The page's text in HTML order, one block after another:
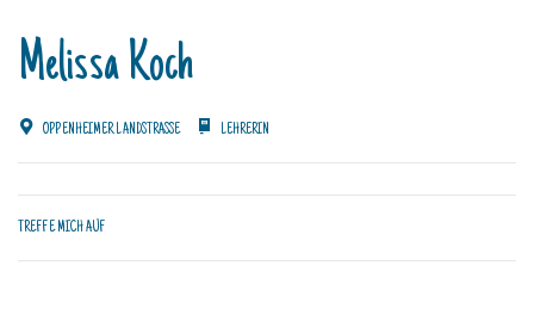
Melissa Koch
OPPENHEIMER LANDSTRASSE LEHRERIN
TREFFE MICH AUF